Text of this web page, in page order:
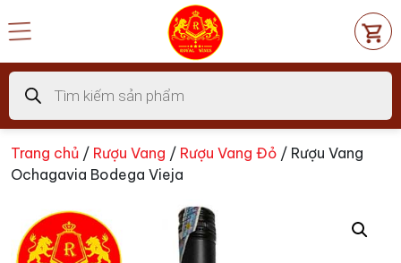
đến
dung
Tìm
kiếm
sản
phẩm
Trang chủ / Rượu Vang / Rượu Vang Đỏ / Rượu Vang
Ochagavia Bodega Vieja